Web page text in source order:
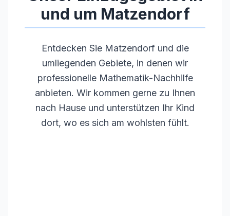
und um Matzendorf
Entdecken Sie Matzendorfund die
umliegenden Gebiete, in denen wir
professionelle Mathematik-Nachhilfe
anbieten. Wir kommen gerne zu Ihnen
nach Hause und unterstützen Ihr Kind
dort, wo es sich am wohlsten fühlt.